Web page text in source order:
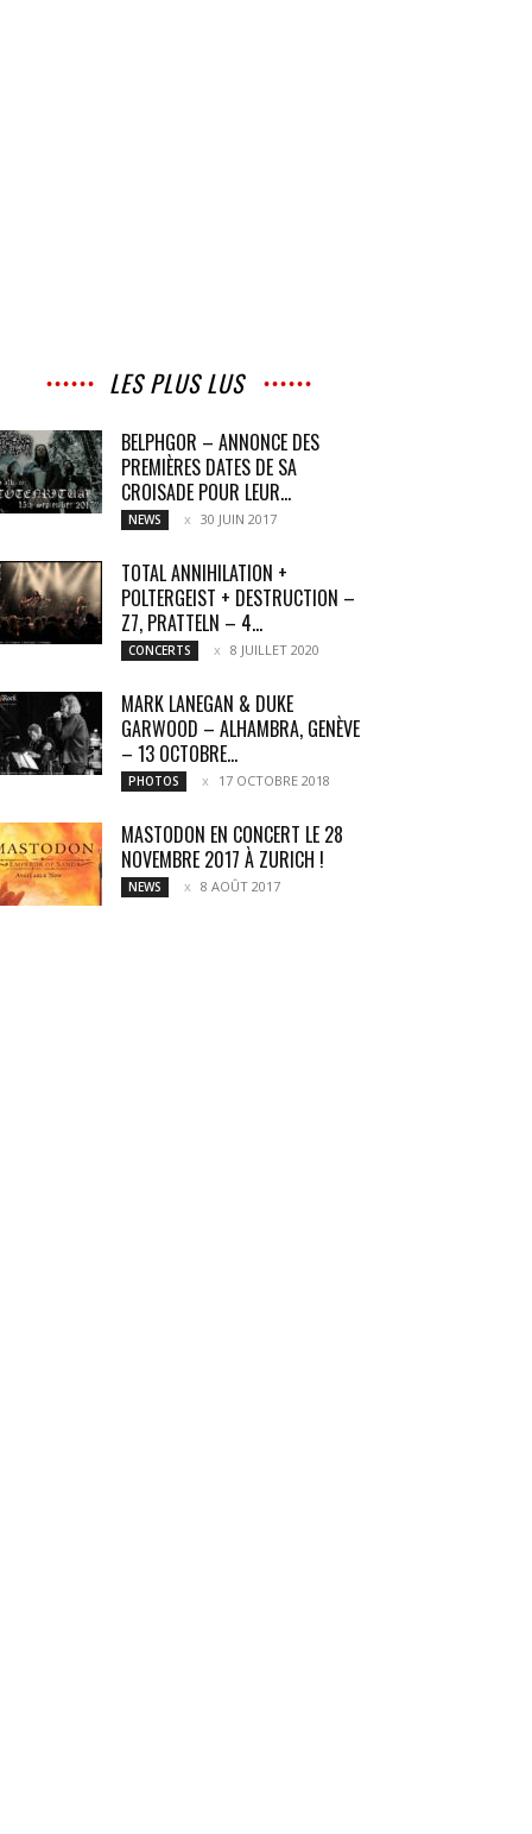
LES PLUS LUS
BELPHGOR – ANNONCE DES
PREMIÈRES DATES DE SA
CROISADE POUR LEUR...
NEWS 30 JUIN 2017
TOTAL ANNIHILATION +
POLTERGEIST + DESTRUCTION –
Z7, PRATTELN – 4...
CONCERTS 8 JUILLET 2020
MARK LANEGAN & DUKE
GARWOOD – ALHAMBRA, GENÈVE
– 13 OCTOBRE...
PHOTOS 17 OCTOBRE 2018
MASTODON EN CONCERT LE 28
NOVEMBRE 2017 À ZURICH !
NEWS 8 AOÛT 2017